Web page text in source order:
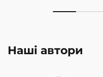
Наші автори